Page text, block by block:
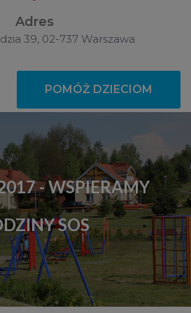
Adres
39, 02-737 Warszawa
POMÓŻ DZIECIOM
- WSPIERAMY
SOS